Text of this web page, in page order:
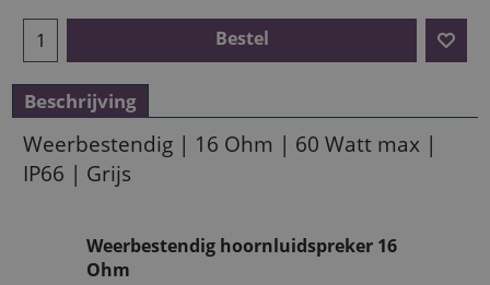
Bestel
Beschrijving
Weerbestendig | 16 Ohm | 60 Watt max |
IP66 | Grijs
Weerbestendig hoornluidspreker 16
Ohm